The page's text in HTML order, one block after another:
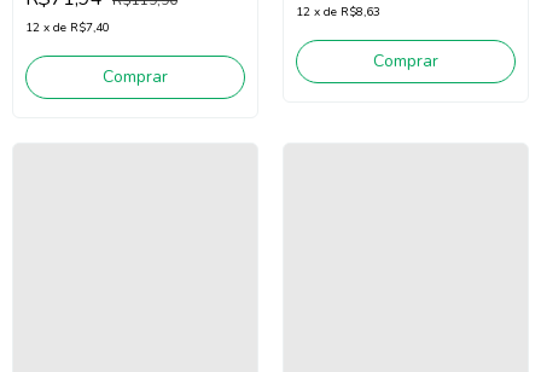
12 x de R$7,40
Comprar
12 x de R$8,63
Comprar